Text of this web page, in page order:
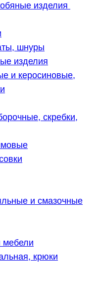
изделия
шнуры
изделия
и керосиновые,
скребки,
и смазочные
мебели
крюки